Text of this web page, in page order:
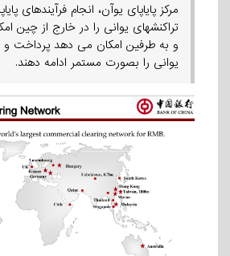
مرکز پایاپای یوآن، انجام فرآیندهای
تراکنشهای یوانی را در خارج از چین
و به طرفین امکان می دهد پرداخت و
یوانی را بصورت مستمر ادامه دهند.